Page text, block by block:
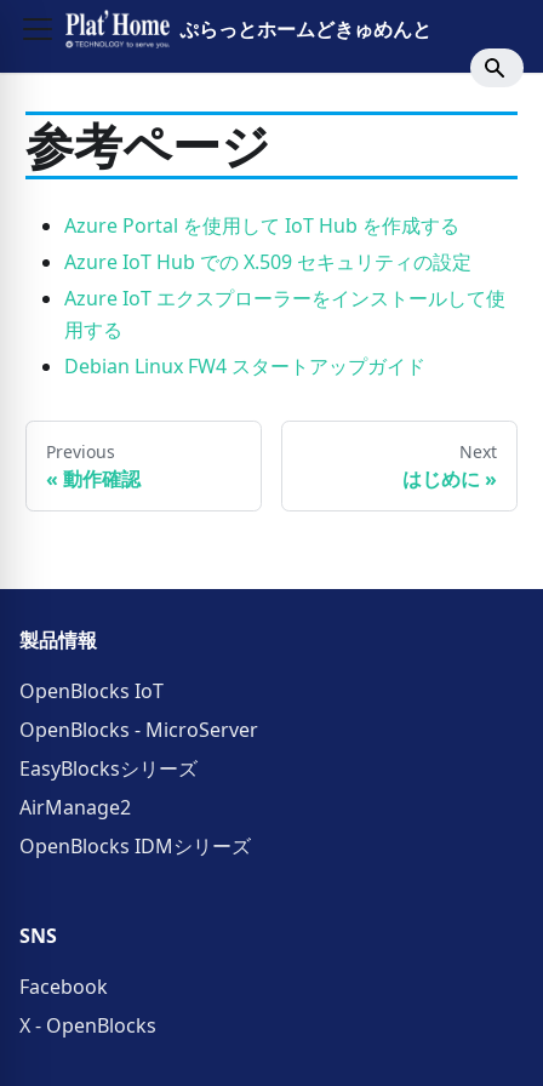
ぷらっとホームどきゅめんと
参考ページ
Azure Portal を使用して IoT Hub を作成する
Azure IoT Hub での X.509 セキュリティの設定
Azure IoT エクスプローラーをインストールして使
用する
Debian Linux FW4 スタートアップガイド
Previous
« 動作確認
Next
はじめに »
製品情報
OpenBlocks IoT
OpenBlocks - MicroServer
EasyBlocksシリーズ
AirManage2
OpenBlocks IDMシリーズ
SNS
Facebook
X - OpenBlocks